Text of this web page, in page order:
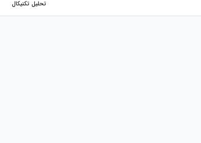
تحلیل تکنیکال